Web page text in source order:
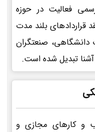
فعالیت در حوزه
بلند مدت
صنعتگران
آشنا تبدیل شده است.
و کارهای مجازی و